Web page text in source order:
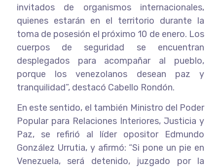
invitados de organismos internacionales,
quienes estarán en el territorio durante la
toma de posesión el próximo 10 de enero. Los
cuerpos de seguridad se encuentran
desplegados para acompañar al pueblo,
porque los venezolanos desean paz y
tranquilidad”, destacó Cabello Rondón.
En este sentido, el también Ministro del Poder
Popular para Relaciones Interiores, Justicia y
Paz, se refirió al líder opositor Edmundo
González Urrutia, y afirmó: “Si pone un pie en
Venezuela, será detenido, juzgado por la